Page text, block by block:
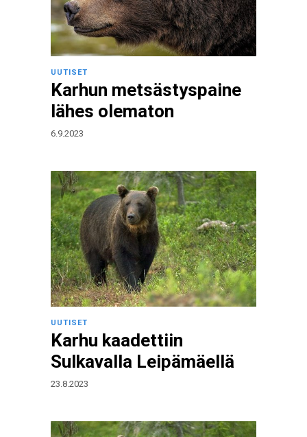
UUTISET
Karhun metsästyspaine
lähes olematon
6.9.2023
UUTISET
Karhu kaadettiin
Sulkavalla Leipämäellä
23.8.2023